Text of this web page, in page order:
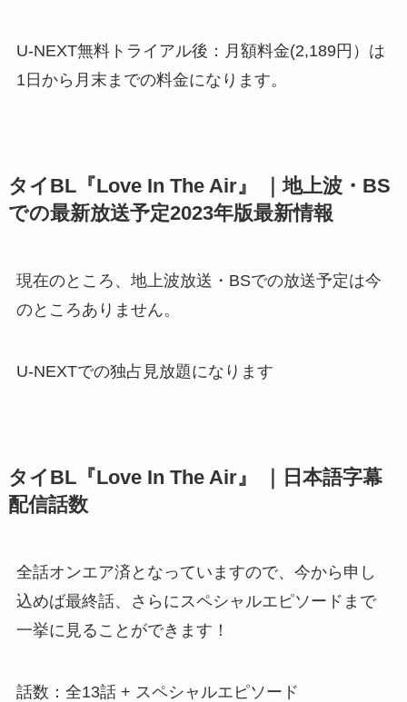
U-NEXT無料トライアル後：月額料金(2,189円）は
1日から月末までの料金になります。
タイBL『Love In The Air』 ｜地上波・BS
での最新放送予定2023年版最新情報
現在のところ、地上波放送・BSでの放送予定は今
のところありません。
U-NEXTでの独占見放題になります
タイBL『Love In The Air』 ｜日本語字幕
配信話数
全話オンエア済となっていますので、今から申し
込めば最終話、さらにスペシャルエピソードまで
一挙に見ることができます！
話数：全13話 + スペシャルエピソード